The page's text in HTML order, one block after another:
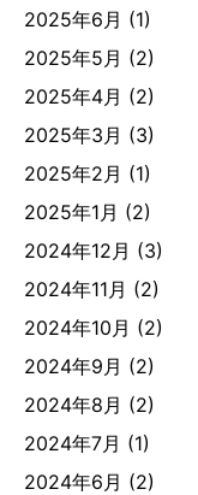
2025年6月 (1)
2025年5月 (2)
2025年4月 (2)
2025年3月 (3)
2025年2月 (1)
2025年1月 (2)
2024年12月 (3)
2024年11月 (2)
2024年10月 (2)
2024年9月 (2)
2024年8月 (2)
2024年7月 (1)
2024年6月 (2)